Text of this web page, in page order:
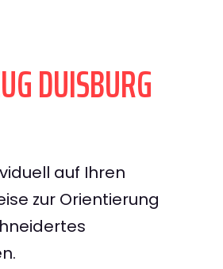
DUISBURG
auf Ihren
zur Orientierung